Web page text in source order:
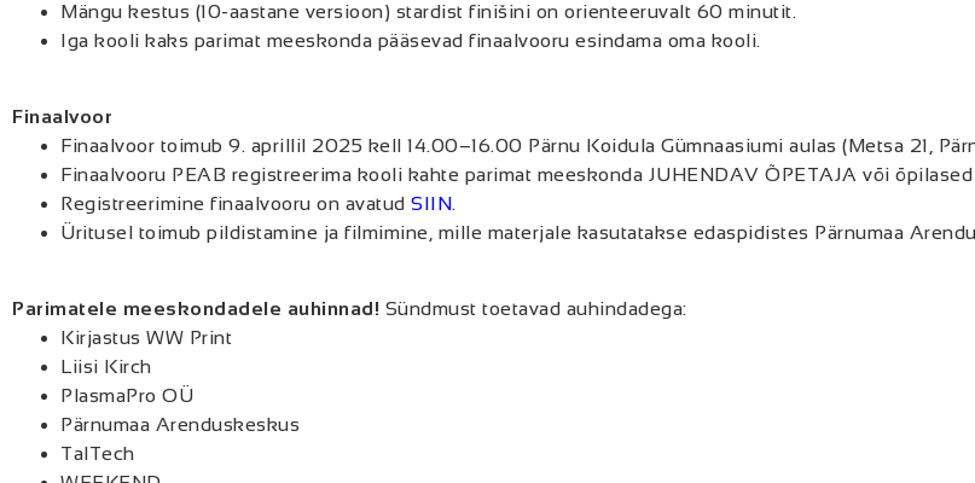
Mängu kestus (10-aastane versioon) stardist finišini on orienteeruvalt 60 minutit.
Iga kooli kaks parimat meeskonda pääsevad finaalvooru esindama oma kooli.
Finaalvoor
Finaalvoor toimub 9. aprillil 2025 kell 14.00–16.00 Pärnu Koidula Gümnaasiumi aulas (Metsa 21,
Finaalvooru PEAB registreerima kooli kahte parimat meeskonda JUHENDAV ÕPETAJA või õpilased
Registreerimine finaalvooru on avatud SIIN.
Üritusel toimub pildistamine ja filmimine, mille materjale kasutatakse edaspidistes Pärnumaa
Parimatele meeskondadele auhinnad! Sündmust toetavad auhindadega:
Kirjastus WW Print
Liisi Kirch
PlasmaPro OÜ
Pärnumaa Arenduskeskus
TalTech